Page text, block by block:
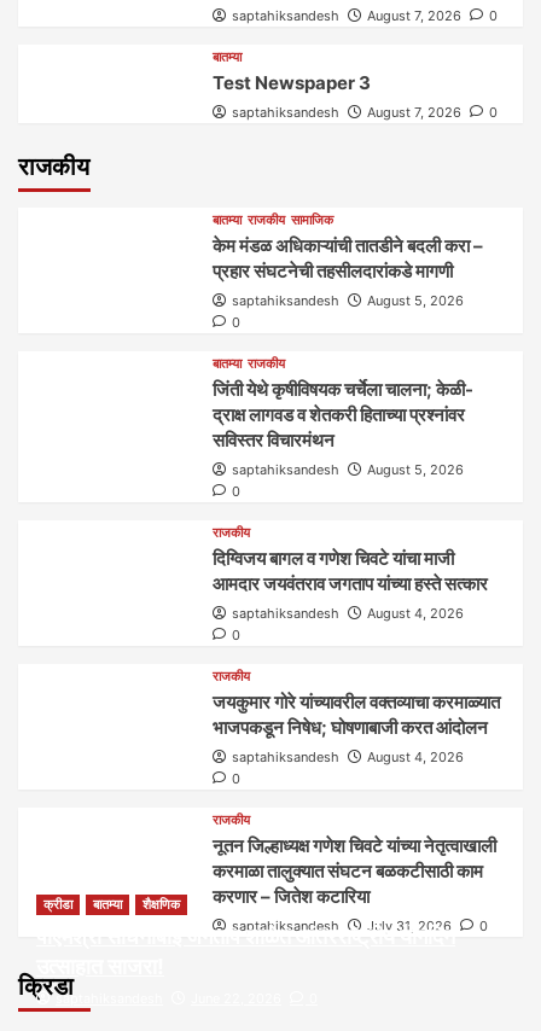
saptahiksandesh August 7, 2026 0
बातम्या
Test Newspaper 3
saptahiksandesh August 7, 2026 0
राजकीय
बातम्या राजकीय सामाजिक
केम मंडळ अधिकाऱ्यांची तातडीने बदली करा –
प्रहार संघटनेची तहसीलदारांकडे मागणी
saptahiksandesh
August 5, 2026
0
बातम्या राजकीय
जिंती येथे कृषीविषयक चर्चेला चालना; केळी-
द्राक्ष लागवड व शेतकरी हिताच्या प्रश्नांवर
सविस्तर विचारमंथन
saptahiksandesh
August 5, 2026
0
राजकीय
दिग्विजय बागल व गणेश चिवटे यांचा माजी
आमदार जयवंतराव जगताप यांच्या हस्ते सत्कार
saptahiksandesh
August 4, 2026
0
राजकीय
जयकुमार गोरे यांच्यावरील वक्तव्याचा करमाळ्यात
भाजपकडून निषेध; घोषणाबाजी करत आंदोलन
saptahiksandesh
August 4, 2026
0
राजकीय
नूतन जिल्हाध्यक्ष गणेश चिवटे यांच्या नेतृत्वाखाली
करमाळा तालुक्यात संघटन बळकटीसाठी काम
करणार – जितेश कटारिया
saptahiksandesh July 31, 2026 0
क्रिडा
क्रीडा बातम्या शैक्षणिक
पीएमश्री साधनाबाई जगताप शाळेत आंतरराष्ट्रीय योगदिन
saptahiksandesh